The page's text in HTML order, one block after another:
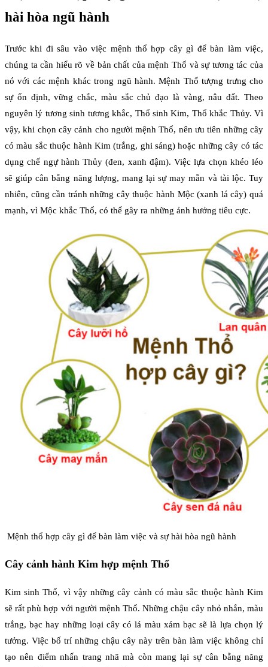
hài hòa ngũ hành
Trước khi đi sâu vào việc mệnh thổ hợp cây gì để bàn làm việc,
chúng ta cần hiểu rõ về bản chất của mệnh Thổ và sự tương tác của
nó với các mệnh khác trong ngũ hành. Mệnh Thổ tượng trưng cho
sự ổn định, vững chắc, màu sắc chủ đạo là vàng, nâu đất. Theo
nguyên lý tương sinh tương khắc, Thổ sinh Kim, Thổ khắc Thủy. Vì
vậy, khi chọn cây cảnh cho người mệnh Thổ, nên ưu tiên những cây
có màu sắc thuộc hành Kim (trắng, ghi sáng) hoặc những cây có tác
dụng chế ngự hành Thủy (đen, xanh đậm). Việc lựa chọn khéo léo
sẽ giúp cân bằng năng lượng, mang lại sự may mắn và tài lộc. Tuy
nhiên, cũng cần tránh những cây thuộc hành Mộc (xanh lá cây) quá
mạnh, vì Mộc khắc Thổ, có thể gây ra những ảnh hưởng tiêu cực.
Mệnh thổ hợp cây gì để bàn làm việc và sự hài hòa ngũ hành
Cây cảnh hành Kim hợp mệnh Thổ
Kim sinh Thổ, vì vậy những cây cảnh có màu sắc thuộc hành Kim
sẽ rất phù hợp với người mệnh Thổ. Những chậu cây nhỏ nhắn, màu
trắng, bạc hay những loại cây có lá màu xám bạc sẽ là lựa chọn lý
tưởng. Việc bố trí những chậu cây này trên bàn làm việc không chỉ
tạo nên điểm nhấn trang nhã mà còn mang lại sự cân bằng năng